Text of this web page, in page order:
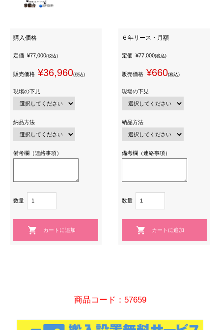
購入価格
定価 ¥77,000(税込)
販売価格 ¥36,960(税込)
現場の下見
納品方法
備考欄（連絡事項）
数量
６年リース・月額
定価 ¥77,000(税込)
販売価格 ¥660(税込)
現場の下見
納品方法
備考欄（連絡事項）
数量
商品コード：57659